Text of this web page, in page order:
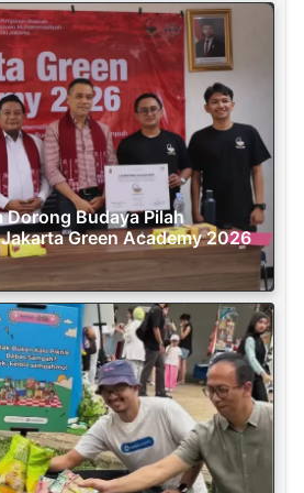
Dorong Budaya Pilah
Green Academy 2026